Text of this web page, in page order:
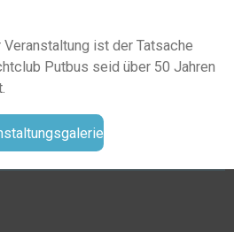
Veranstaltung ist der Tatsache
Putbus seid über 50 Jahren